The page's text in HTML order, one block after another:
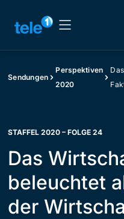
Sendungen
Perspektiven
2020
STAFFEL 2020 – FOLGE 24
Das
beleuchtet
der